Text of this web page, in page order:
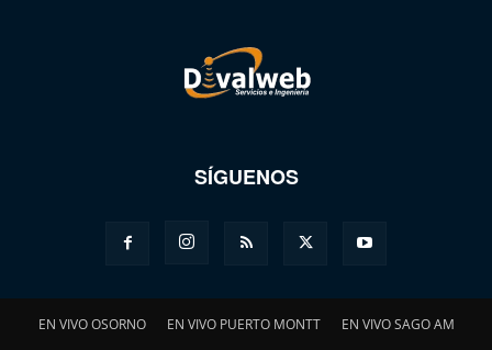
SÍGUENOS
EN VIVO OSORNO EN VIVO PUERTO MONTT EN VIVO SAGO AM